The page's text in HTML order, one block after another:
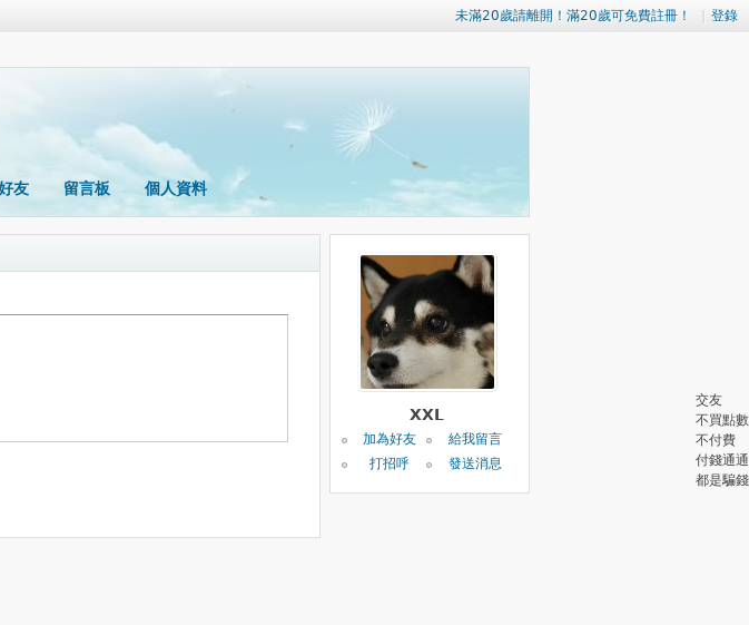
未滿20歲請離開！滿20歲可免費註冊！ 登錄
友 留言板 個人資料
XXL
加為好友
給我留言
打招呼
發送消息
交友
不買點數
不付費
付錢通通
都是騙錢